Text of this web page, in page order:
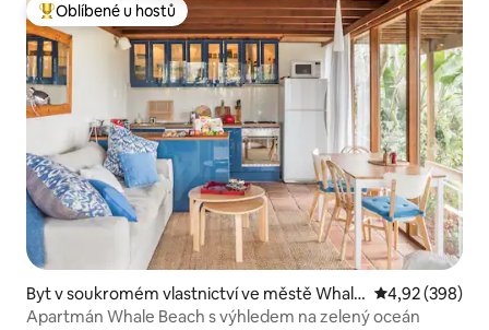
Nejlepší v kategorii Oblíbené u hostů
Oblíbené u hostů
Byt v soukromém vlastnictví ve městě Whale
Beach
Průměrné
4,92 (398)
Apartmán Whale Beach s výhledem na zelený oceán